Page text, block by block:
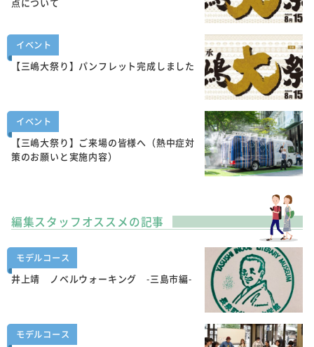
点について
イベント
【三嶋大祭り】パンフレット完成しました
イベント
【三嶋大祭り】ご来場の皆様へ（熱中症対
策のお願いと実施内容）
編集スタッフオススメの記事
モデルコース
井上靖 ノベルウォーキング -三島市編-
モデルコース